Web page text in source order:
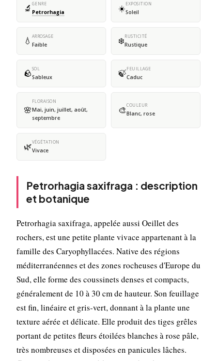
🔬 GENRE
Petrorhagia ☀️EXPOSITION
Soleil
💧 ARROSAGE
Faible ❄️RUSTICITÉ
Rustique
🪨SOL
Sableux 🍃FEUILLAGE
Caduc
🌸
FLORAISON
Mai, juin, juillet, août,
septembre
🎨COULEUR
Blanc, rose
🌿VÉGÉTATION
Vivace
Petrorhagia saxifraga : description
et botanique
Petrorhagia saxifraga, appelée aussi Oeillet des
rochers, est une petite plante vivace appartenant à la
famille des Caryophyllacées. Native des régions
méditerranéennes et des zones rocheuses d'Europe du
Sud, elle forme des coussinets denses et compacts,
généralement de 10 à 30 cm de hauteur. Son feuillage
est fin, linéaire et gris-vert, donnant à la plante une
texture aérée et délicate. Elle produit des tiges grêles
portant de petites fleurs étoilées blanches à rose pâle,
très nombreuses et disposées en panicules lâches.